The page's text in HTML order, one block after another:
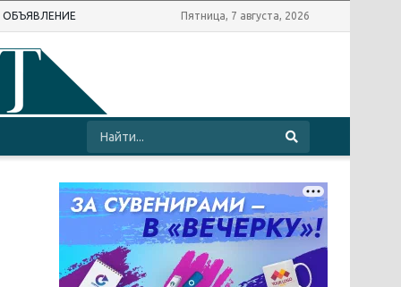
ОБЪЯВЛЕНИЕ Пятница, 7 августа, 2026